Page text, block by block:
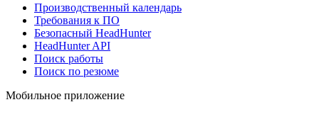
Производственный календарь
Требования к ПО
Безопасный HeadHunter
HeadHunter API
Поиск работы
Поиск по резюме
Мобильное приложение